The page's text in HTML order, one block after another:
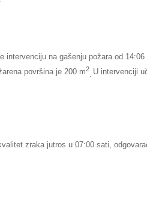
intervenciju na gašenju požara od
površina je 200 m2 U intervenciji
zraka jutros u 07:00 sati,